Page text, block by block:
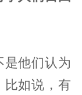
他们认为
比如说，有